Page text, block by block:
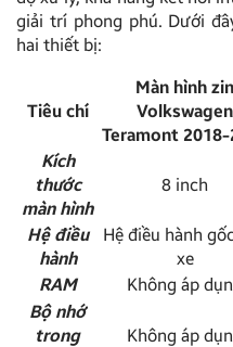
giải trí phong phú. Dưới
hai thiết bị:
Tiêu chí
Màn hình zin
Volkswagen
Teramont 2018-
Kích
thước
màn hình
8 inch
Hệ điều
hành
Hệ điều hành
xe
RAM
Không áp
Bộ nhớ
trong
Không áp